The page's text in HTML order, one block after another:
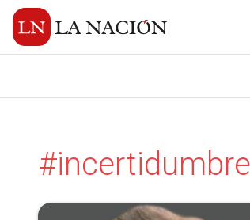
#incertidumbre